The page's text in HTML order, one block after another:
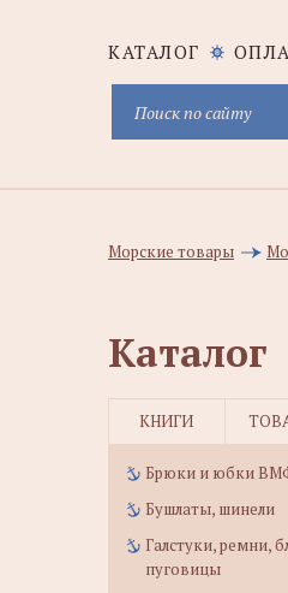
КАТАЛОГ
Морские товары
Каталог
КНИГИ
Брюки и юбки
Бушлаты, шинели
Галстуки, ремни,
пуговицы